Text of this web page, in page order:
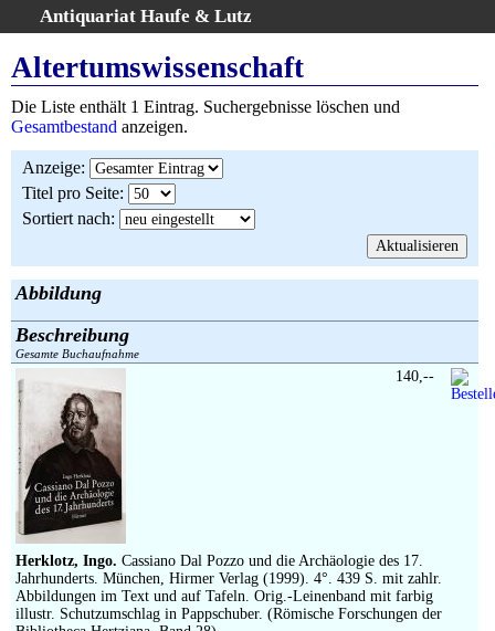
Antiquariat Haufe & Lutz
Home
Gesamtbestand
Kategorien
Schlagwörter
Suchergebnisse
AGB
Widerruf
Über uns
Aktuelle Kataloge
Kontakt
Ankauf
Links
Impressum
Altertumswissenschaft
Die Liste enthält 1 Eintrag. Suchergebnisse löschen und
Gesamtbestand anzeigen.
Anzeige:
Titel pro Seite:
Sortiert nach:
Abbildung
Beschreibung
Gesamte Buchaufnahme
Herklotz, Ingo. Cassiano Dal Pozzo und die Archäologie des 17.
Jahrhunderts. München, Hirmer Verlag (1999). 4°. 439 S. mit zahlr.
Abbildungen im Text und auf Tafeln. Orig.-Leinenband mit farbig
illustr. Schutzumschlag in Pappschuber. (Römische Forschungen der
140,--